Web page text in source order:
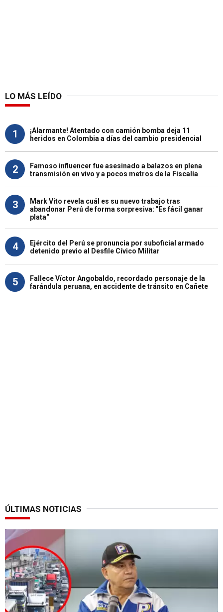
LO MÁS LEÍDO
1
¡Alarmante! Atentado con camión bomba deja 11
heridos en Colombia a días del cambio presidencial
2
Famoso influencer fue asesinado a balazos en plena
transmisión en vivo y a pocos metros de la Fiscalía
3
Mark Vito revela cuál es su nuevo trabajo tras
abandonar Perú de forma sorpresiva: "Es fácil ganar
plata"
4
Ejército del Perú se pronuncia por suboficial armado
detenido previo al Desfile Cívico Militar
5
Fallece Víctor Angobaldo, recordado personaje de la
farándula peruana, en accidente de tránsito en Cañete
ÚLTIMAS NOTICIAS